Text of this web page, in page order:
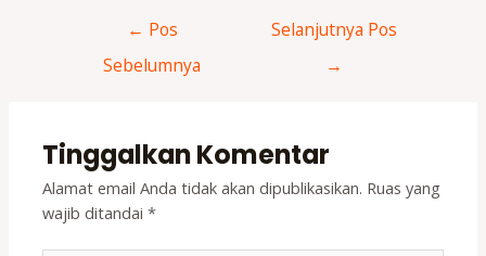
← Pos
Sebelumnya
Selanjutnya Pos
→
Tinggalkan Komentar
Alamat email Anda tidak akan dipublikasikan. Ruas yang
wajib ditandai*